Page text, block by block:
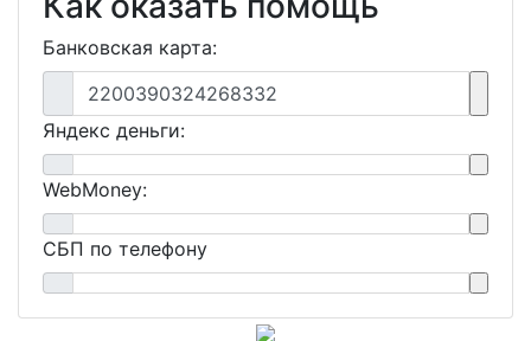
Банковская карта:
2200390324268332
Яндекс деньги:
WebMoney:
СБП по телефону